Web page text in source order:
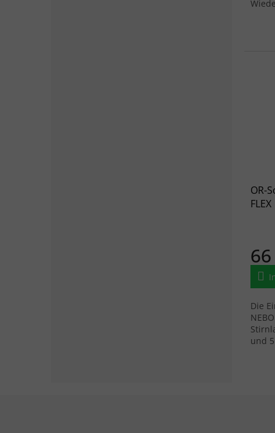
OR-
FLEX
Die
und